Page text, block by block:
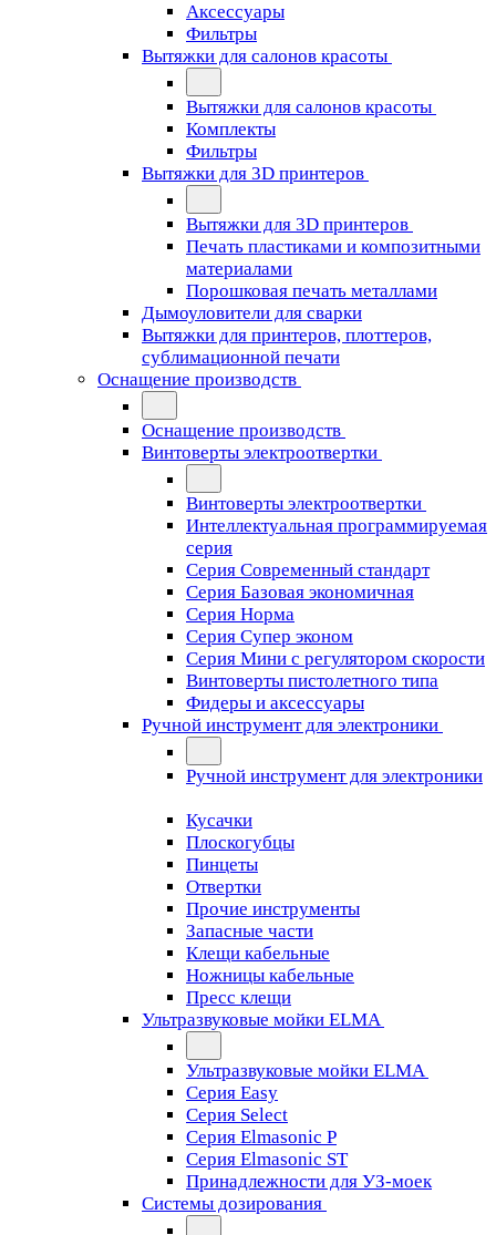
Аксессуары
Фильтры
Вытяжки для салонов красоты
Вытяжки для салонов красоты
Комплекты
Фильтры
Вытяжки для 3D принтеров
Вытяжки для 3D принтеров
Печать пластиками и композитными
материалами
Порошковая печать металлами
Дымоуловители для сварки
Вытяжки для принтеров, плоттеров,
сублимационной печати
Оснащение производств
Оснащение производств
Винтоверты электроотвертки
Винтоверты электроотвертки
Интеллектуальная программируемая
серия
Серия Современный стандарт
Серия Базовая экономичная
Серия Норма
Серия Cупер эконом
Серия Мини с регулятором скорости
Винтоверты пистолетного типа
Фидеры и аксессуары
Ручной инструмент для электроники
Ручной инструмент для электроники
Кусачки
Плоскогубцы
Пинцеты
Отвертки
Прочие инструменты
Запасные части
Клещи кабельные
Ножницы кабельные
Пресс клещи
Ультразвуковые мойки ELMA
Ультразвуковые мойки ELMA
Серия Easy
Серия Select
Серия Elmasonic P
Серия Elmasonic ST
Принадлежности для УЗ-моек
Системы дозирования